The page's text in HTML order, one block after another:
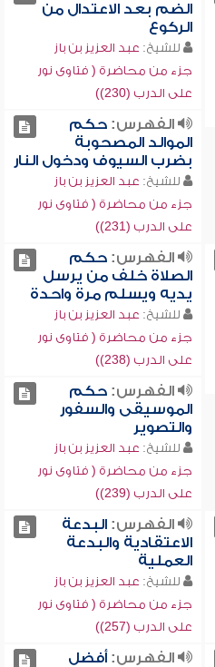
الضم بعد الاعتدال من
الركوع
للشيخ: عبد العزيز بن باز
جزء من محاضرة ( فتاوى نور
على الدرب (230))
الفهرس:حكم
الموالد المصحوبة
بضرب السيوف ودخول النار
للشيخ: عبد العزيز بن باز
جزء من محاضرة ( فتاوى نور
على الدرب (231))
الفهرس:حكم
الصلاة خلف من يرسل
يديه ويسلم مرة واحدة
للشيخ: عبد العزيز بن باز
جزء من محاضرة ( فتاوى نور
على الدرب (238))
الفهرس:حكم
الموسيقى والسفور
والتصوير
للشيخ: عبد العزيز بن باز
جزء من محاضرة ( فتاوى نور
على الدرب (239))
الفهرس:البدعة
الاعتقادية والبدعة
العملية
للشيخ: عبد العزيز بن باز
جزء من محاضرة ( فتاوى نور
على الدرب (257))
الفهرس:أفضل